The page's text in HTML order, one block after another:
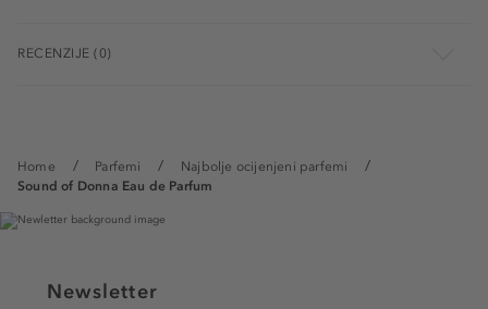
Home Parfemi
Najbolje ocijenjeni parfemi
Sound of Donna Eau de Parfum
RECENZIJE (0)
Newsletter